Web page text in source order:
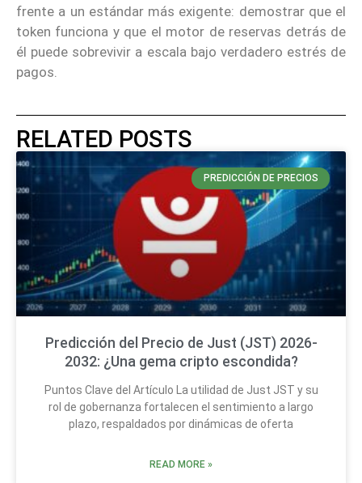
frente a un estándar más exigente: demostrar que el
token funciona y que el motor de reservas detrás de
él puede sobrevivir a escala bajo verdadero estrés de
pagos.
RELATED POSTS
PREDICCIÓN DE PRECIOS
Predicción del Precio de Just (JST) 2026-
2032: ¿Una gema cripto escondida?
Puntos Clave del Artículo La utilidad de Just JST y su
rol de gobernanza fortalecen el sentimiento a largo
plazo, respaldados por dinámicas de oferta
READ MORE »